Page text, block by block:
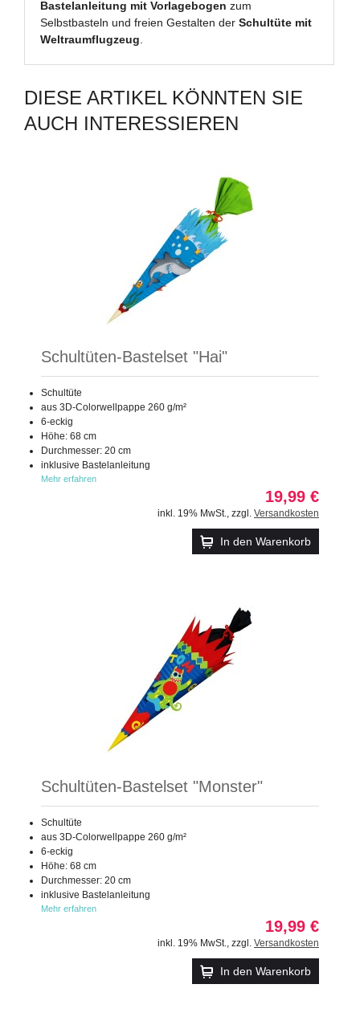
Bastelanleitung mit Vorlagebogen zum
Selbstbasteln und freien Gestalten derSchultüte mit
Weltraumflugzeug.
DIESE ARTIKEL KÖNNTEN SIE
AUCH INTERESSIEREN
Schultüten-Bastelset "Hai"
Schultüte
aus 3D-Colorwellpappe 260 g/m²
6-eckig
Höhe: 68 cm
Durchmesser: 20 cm
inklusive Bastelanleitung
Mehr erfahren
19,99 €
inkl. 19% MwSt. zzgl. Versandkosten
In den Warenkorb
Schultüten-Bastelset "Monster"
Schultüte
aus 3D-Colorwellpappe 260 g/m²
6-eckig
Höhe: 68 cm
Durchmesser: 20 cm
inklusive Bastelanleitung
Mehr erfahren
19,99 €
inkl. 19% MwSt. zzgl. Versandkosten
In den Warenkorb